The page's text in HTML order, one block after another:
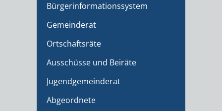
Bürgerinformationssystem
Gemeinderat
Ortschaftsräte
Ausschüsse und Beiräte
Jugendgemeinderat
Abgeordnete